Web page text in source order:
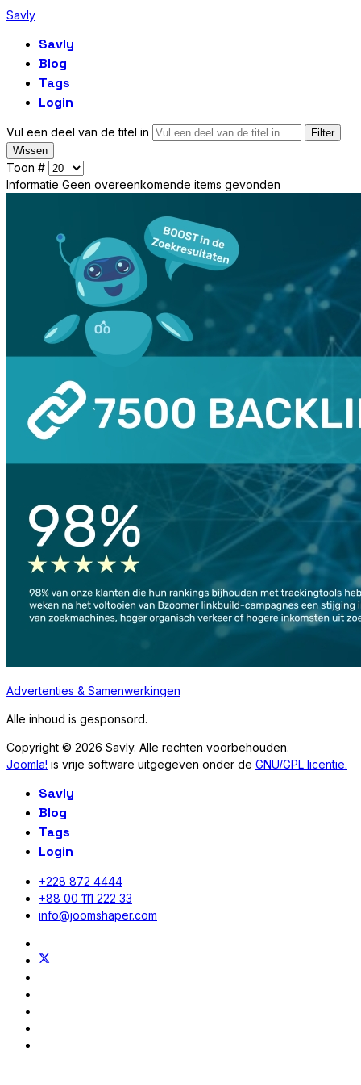
Savly
Savly
Blog
Tags
Login
Vul een deel van de titel in
Filter
Wissen
Toon #
Informatie Geen overeenkomende items gevonden
Advertenties & Samenwerkingen
Alle inhoud is gesponsord.
Copyright © 2026 Savly. Alle rechten voorbehouden.
Joomla! is vrije software uitgegeven onder de GNU/GPL licentie.
Savly
Blog
Tags
Login
+228 872 4444
+88 00 111 222 33
info@joomshaper.com